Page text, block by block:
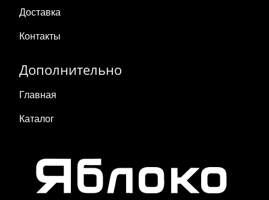
Доставка
Контакты
Дополнительно
Главная
Каталог